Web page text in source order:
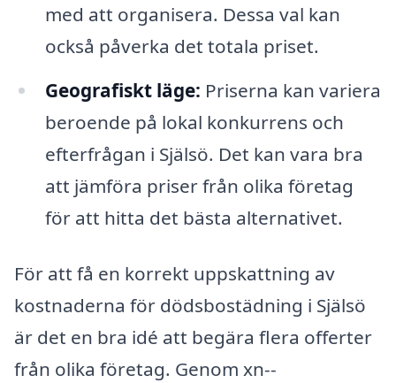
med att organisera. Dessa val kan
också påverka det totala priset.
Geografiskt läge: Priserna kan variera
beroende på lokal konkurrens och
efterfrågan i Själsö. Det kan vara bra
att jämföra priser från olika företag
för att hitta det bästa alternativet.
För att få en korrekt uppskattning av
kostnaderna för dödsbostädning i Själsö
är det en bra idé att begära flera offerter
från olika företag. Genom xn--